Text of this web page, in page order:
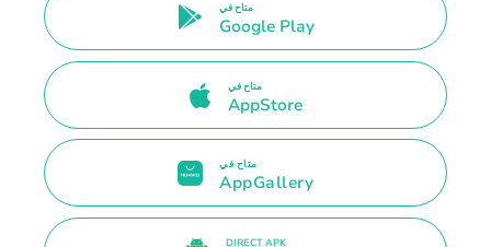
متاح في
Google Play
متاح في
AppStore
متاح في
AppGallery
DIRECT APK